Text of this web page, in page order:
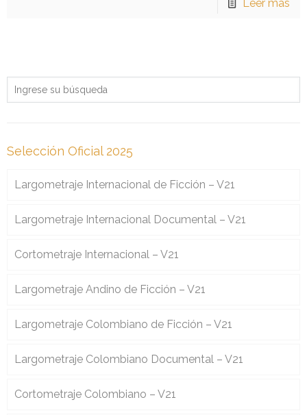
Leer más
Selección Oficial 2025
Largometraje Internacional de Ficción – V21
Largometraje Internacional Documental – V21
Cortometraje Internacional – V21
Largometraje Andino de Ficción – V21
Largometraje Colombiano de Ficción – V21
Largometraje Colombiano Documental – V21
Cortometraje Colombiano – V21